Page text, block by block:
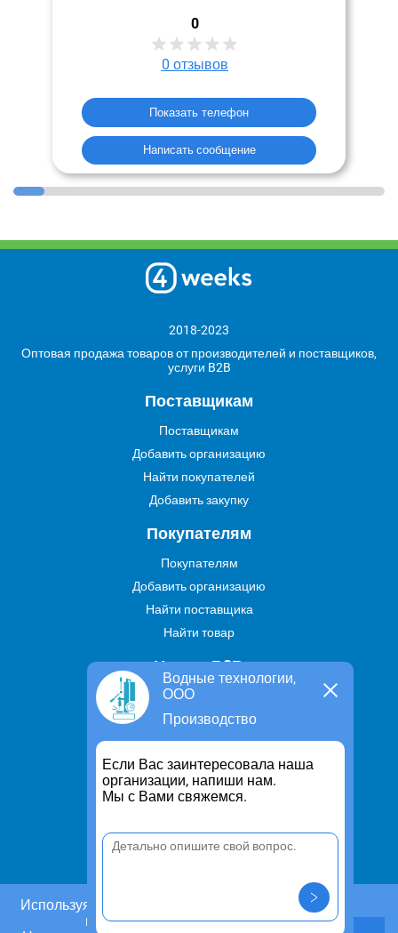
0
0 отзывов
Показать телефон
Написать сообщение
Водные технологии,
ООО
Производство
Если Вас заинтересовала наша
организации, напиши нам.
Мы с Вами свяжемся.
Используя этот сайт, Вы даете согласие на
использование cookies.
2018-2023
Оптовая продажа товаров от производителей и поставщиков,
услуги B2B
Поставщикам
Поставщикам
Добавить организацию
Найти покупателей
Добавить закупку
Покупателям
Покупателям
Добавить организацию
Найти поставщика
Найти товар
Услуги В2В
Найти услугу
Предложить свою услугу
Дропшиппинг
Транспортные услуги
Информация
Политика конфиденциальности
Контакты